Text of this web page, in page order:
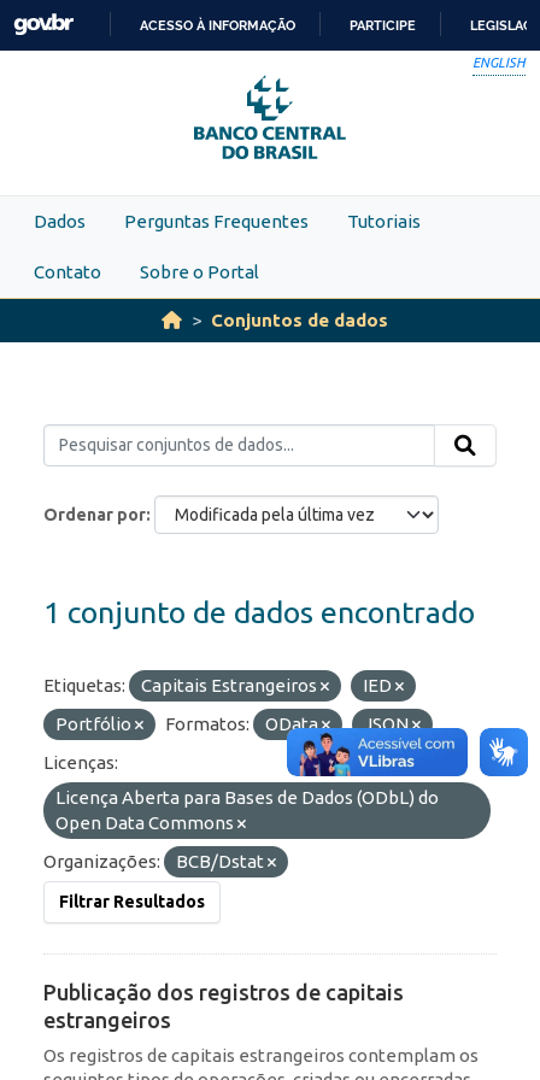
Skip to main content
PARA
O
CONTEÚDO
ACESSO À INFORMAÇÃO PARTICIPE
ENGLISH
Dados Perguntas Frequentes Tutoriais
Contato Sobre o Portal
Conjuntos de dados
Ordenar por
1 conjunto de dados encontrado
Etiquetas: Capitais Estrangeiros
IED
Portfólio
Formatos: OData
JSON
Licenças:
Licença Aberta para Bases de Dados (ODbL) do
Open Data Commons
Organizações:
BCB/Dstat
Filtrar Resultados
Publicação dos registros de capitais
estrangeiros
Os registros de capitais estrangeiros contemplam os